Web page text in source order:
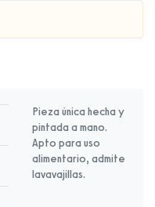
Pieza única hecha y
pintada a mano.
Apto para uso
alimentario, admite
lavavajillas.